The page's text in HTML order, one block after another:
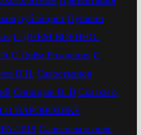
публицист Пушкин
С ДНЁМ ВОЕННО-
С Днём Рождения С
В.Н. Савостьянов
Синицын В. В Сказки о
О ПАРОВОЗИКЕ
2019 Словенское поле